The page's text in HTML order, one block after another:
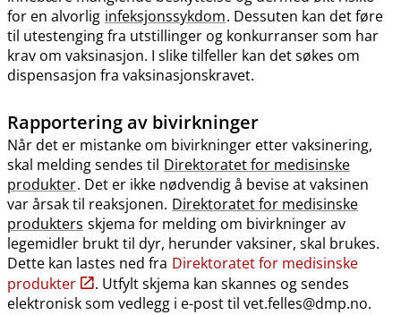
for en alvorlig infeksjonssykdom. Dessuten kan det føre
til utestenging fra utstillinger og konkurranser som har
krav om vaksinasjon. I slike tilfeller kan det søkes om
dispensasjon fra vaksinasjonskravet.
Rapportering av bivirkninger
Når det er mistanke om bivirkninger etter vaksinering,
skal melding sendes til Direktoratet for medisinske
produkter. Det er ikke nødvendig å bevise at vaksinen
var årsak til reaksjonen. Direktoratet for medisinske
produkters skjema for melding om bivirkninger av
legemidler brukt til dyr, herunder vaksiner, skal brukes.
Dette kan lastes ned fra Direktoratet for medisinske
produkter
. Utfylt skjema kan skannes og sendes
elektronisk som vedlegg i e-post til vet.felles@dmp.no.